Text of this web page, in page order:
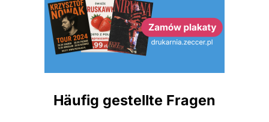
Häufig gestellte Fragen